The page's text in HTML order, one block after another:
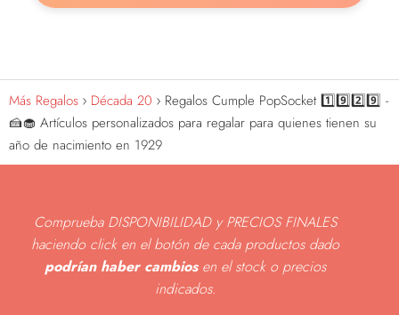
Más Regalos Década 20
Regalos Cumple PopSocket 1️⃣9️⃣2️⃣9️⃣ -
🍰🧁 Artículos personalizados para regalar para quienes tienen su
año de nacimiento en 1929
Comprueba DISPONIBILIDAD y PRECIOS FINALES
haciendo click en el botón de cada productos dado
podrían haber cambiosen el stock o precios
indicados.